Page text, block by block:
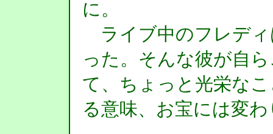
に。
ライブ中のフレデ
った。そんな彼が自
て、ちょっと光栄な
る意味、お宝には変